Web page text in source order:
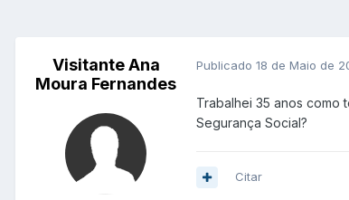
Visitante Ana
Moura Fernandes
Publicado 18 de Maio de
Trabalhei 35 anos como
Segurança Social?
Citar